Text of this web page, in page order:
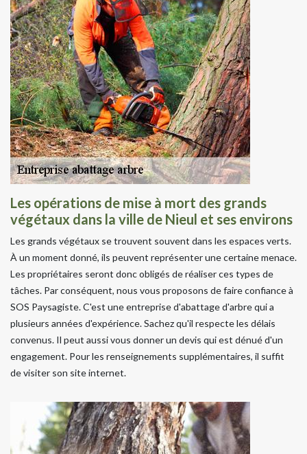
Les opérations de mise à mort des grands
végétaux dans la ville de Nieul et ses environs
Les grands végétaux se trouvent souvent dans les espaces verts.
À un moment donné, ils peuvent représenter une certaine menace.
Les propriétaires seront donc obligés de réaliser ces types de
tâches. Par conséquent, nous vous proposons de faire confiance à
SOS Paysagiste. C'est une entreprise d'abattage d'arbre qui a
plusieurs années d'expérience. Sachez qu'il respecte les délais
convenus. Il peut aussi vous donner un devis qui est dénué d'un
engagement. Pour les renseignements supplémentaires, il suffit
de visiter son site internet.